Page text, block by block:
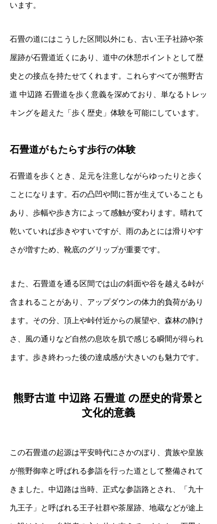
います。
石畳の道にはこうした区間以外にも、古い王子社跡や茶
屋跡が石畳道近くにあり、道中の休憩ポイントとして歴
史との接点を持たせてくれます。これらすべてが熊野古
道 中辺路 石畳道を歩く意義を深めており、単なるトレッ
キングを超えた「歩く歴史」体験を可能にしています。
石畳道がもたらす歩行の体験
石畳道を歩くとき、足元を注意しながらゆったりと歩く
ことになります。石の凸凹や間に苔が生えていることも
あり、歩幅や歩き方によって感触が変わります。晴れて
乾いていれば歩きやすいですが、雨のあとには滑りやす
さが増すため、靴底のグリップが重要です。
また、石畳道を通る区間では山の斜面や谷を越える峠が
含まれることがあり、アップダウンの体力的負荷があり
ます。その分、頂上や峠付近からの展望や、森林の静け
さ、風の通りなど自然の息吹を肌で感じる瞬間が得られ
ます。歩き終わった後の達成感が大きいのも魅力です。
熊野古道 中辺路 石畳道 の歴史的背景と
文化的意義
この石畳道の起源は平安時代にさかのぼり、貴族や皇族
が熊野御幸と呼ばれる参詣を行った道として整備されて
きました。中辺路は当時、正式な参詣路とされ、「九十
九王子」と呼ばれる王子社群や茶屋跡、地蔵などが途上